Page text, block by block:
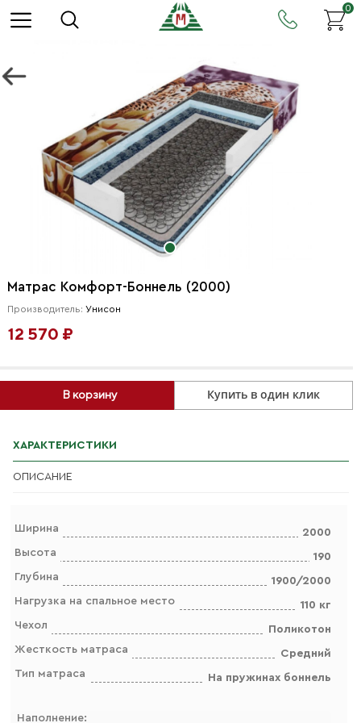
0
Матрас Комфорт-Боннель (2000)
Производитель: Унисон
12 570 ₽
В корзину Купить в один клик
ХАРАКТЕРИСТИКИ
ОПИСАНИЕ
Ширина
2000
Высота
190
Глубина
1900/2000
Нагрузка на спальное место
110 кг
Чехол
Поликотон
Жесткость матраса
Средний
Тип матраса
На пружинах боннель
Наполнение: